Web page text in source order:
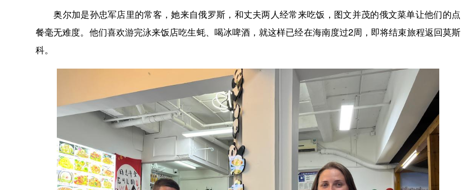
奥尔加是孙忠军店里的常客，她来自俄罗斯，和丈夫两人经常来吃饭，图文并茂的俄文菜单让他们的点
餐毫无难度。他们喜欢游完泳来饭店吃生蚝、喝冰啤酒，就这样已经在海南度过2周，即将结束旅程返回莫斯
科。